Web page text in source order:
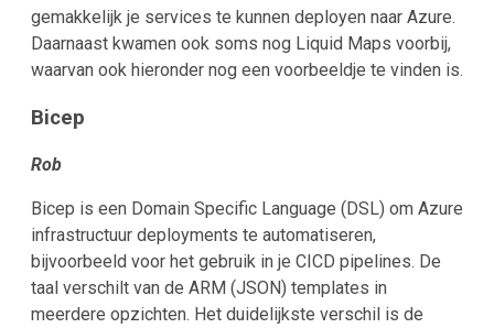
gemakkelijk je services te kunnen deployen naar Azure.
Daarnaast kwamen ook soms nog Liquid Maps voorbij,
waarvan ook hieronder nog een voorbeeldje te vinden is.
Bicep
Rob
Bicep is een Domain Specific Language (DSL) om Azure
infrastructuur deployments te automatiseren,
bijvoorbeeld voor het gebruik in je CICD pipelines. De
taal verschilt van de ARM (JSON) templates in
meerdere opzichten. Het duidelijkste verschil is de